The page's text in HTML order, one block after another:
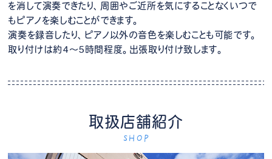
を消して演奏できたり、周囲やご近所を気にすることなくいつで
もピアノを楽しむことができます。
演奏を録音したり、ピアノ以外の音色を楽しむことも可能です。
取り付けは約4～5時間程度。出張取り付け致します。
取扱店舗紹介
SHOP